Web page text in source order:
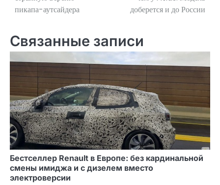
записям
пикапа-аутсайдера
доберется и до России
Связанные записи
Бестселлер Renault в Европе: без кардинальной
смены имиджа и с дизелем вместо
электроверсии